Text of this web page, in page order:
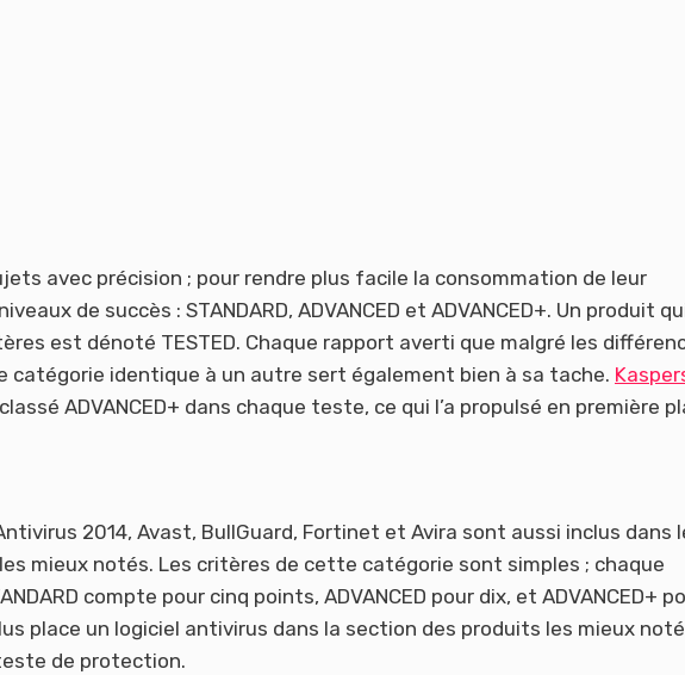
avec précision ; pour rendre plus facile la consommation de leur
de succès : STANDARD, ADVANCED et ADVANCED+. Un produit
est dénoté TESTED. Chaque rapport averti que malgré les
catégorie identique à un autre sert également bien à sa tache.
ADVANCED+ dans chaque teste, ce qui l’a propulsé en première
2014, Avast, BullGuard, Fortinet et Avira sont aussi inclus dans
mieux notés. Les critères de cette catégorie sont simples ; chaque
compte pour cinq points, ADVANCED pour dix, et ADVANCED+
place un logiciel antivirus dans la section des produits les mieux
de protection.